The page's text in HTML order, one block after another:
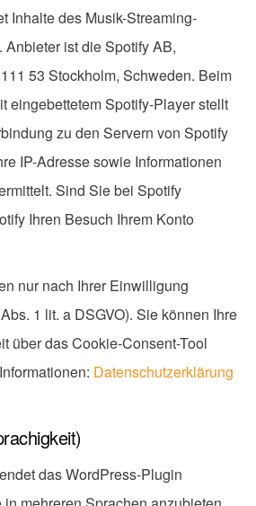
Inhalte des Musik-Streaming-
ist die Spotify AB,
53 Stockholm, Schweden. Beim
eingebettetem Spotify-Player stellt
zu den Servern von Spotify
IP-Adresse sowie Informationen
Sind Sie bei Spotify
Ihren Besuch Ihrem Konto
nur nach Ihrer Einwilligung
1 lit. a DSGVO). Sie können Ihre
über das Cookie-Consent-Tool
Datenschutzerklärung
das WordPress-Plugin